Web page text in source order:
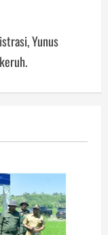
Yunus